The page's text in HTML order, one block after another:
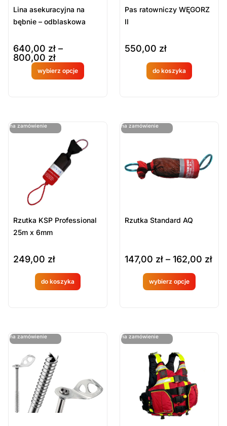
Lina asekuracyjna na
bębnie – odblaskowa
640,00 zł –
800,00 zł
wybierz opcje
Produkt
na
zamówien
Pas ratowniczy WĘGORZ
II
550,00 zł
do koszyka
Produkt
na
zamówien
na zamówienie
ostatnie sztuki
Rzutka KSP Professional
25m x 6mm
249,00 zł
do koszyka
Produkt
na
zamówien
ie
na zamówienie
ostatnie sztuki
Rzutka Standard AQ
147,00 zł – 162,00 zł
wybierz opcje
Produkt
na
zamówien
na zamówienie
ostatnie sztuki na zamówienie
ostatnie sztuki